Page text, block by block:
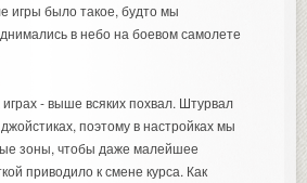
игры было такое, будто мы
в небо на боевом самолете
- выше всяких похвал. Штурвал
поэтому в настройках мы
зоны, чтобы даже малейшее
приводило к смене курса. Как